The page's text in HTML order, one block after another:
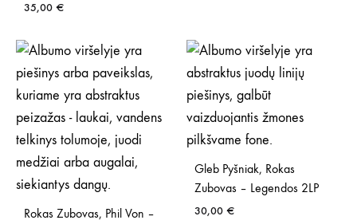
35,00 €
Rokas Zubovas, Phil Von –
Gleb Pyšniak, Rokas
Zubovas – Legendos 2LP
30,00 €